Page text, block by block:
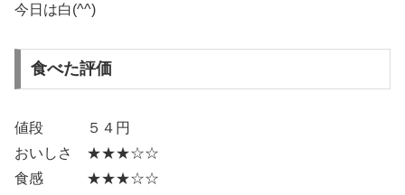
今日は白(^^)
食べた評価
値段 ５４円
おいしさ ★★★☆☆
食感 ★★★☆☆